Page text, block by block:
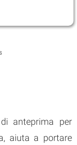
anteprima per
aiuta a portare